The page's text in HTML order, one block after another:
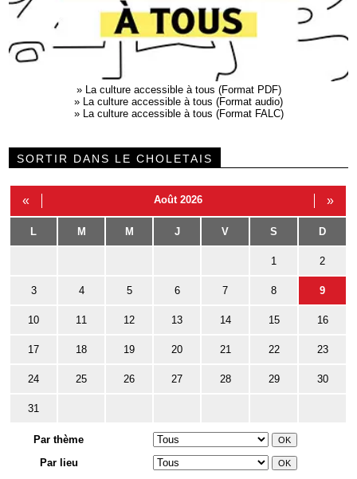
» La culture accessible à tous (Format PDF)
» La culture accessible à tous (Format audio)
» La culture accessible à tous (Format FALC)
SORTIR DANS LE CHOLETAIS
« Août 2026 »
L M M J V S D
1 2
3 4 5 6 7 8 9
10 11 12 13 14 15 16
17 18 19 20 21 22 23
24 25 26 27 28 29 30
31
Par thème
Par lieu